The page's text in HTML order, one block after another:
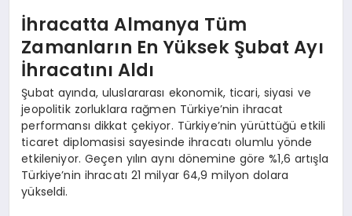
İhracatta Almanya Tüm
Zamanların En Yüksek Şubat Ayı
İhracatını Aldı
Şubat ayında, uluslararası ekonomik, ticari, siyasi ve
jeopolitik zorluklara rağmen Türkiye’nin ihracat
performansı dikkat çekiyor. Türkiye’nin yürüttüğü etkili
ticaret diplomasisi sayesinde ihracatı olumlu yönde
etkileniyor. Geçen yılın aynı dönemine göre %1,6 artışla
Türkiye’nin ihracatı 21 milyar 64,9 milyon dolara
yükseldi.